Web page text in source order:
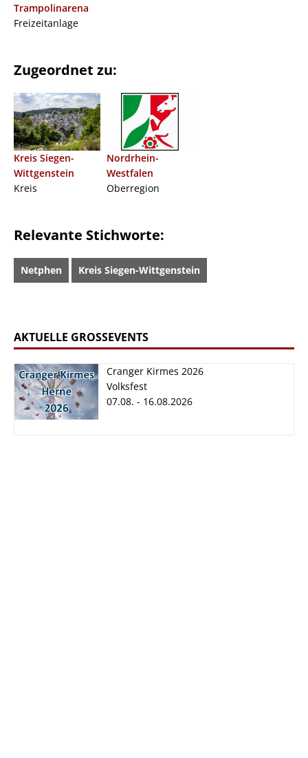
Trampolinarena
Freizeitanlage
Zugeordnet zu:
Kreis Siegen-
Wittgenstein
Kreis
Nordrhein-
Westfalen
Oberregion
Relevante Stichworte:
Netphen Kreis Siegen-Wittgenstein
AKTUELLE GROSSEVENTS
Cranger Kirmes 2026
Volksfest
07.08. - 16.08.2026